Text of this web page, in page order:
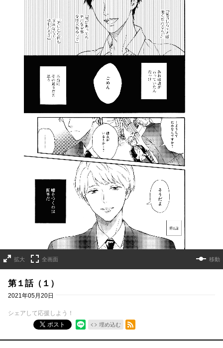
拡大 全画面 移動
第１話（１）
2021年05月20日
シェアして応援しよう！
ポスト
埋め込む
RSSフィード